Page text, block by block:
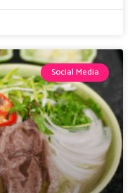
Social Media